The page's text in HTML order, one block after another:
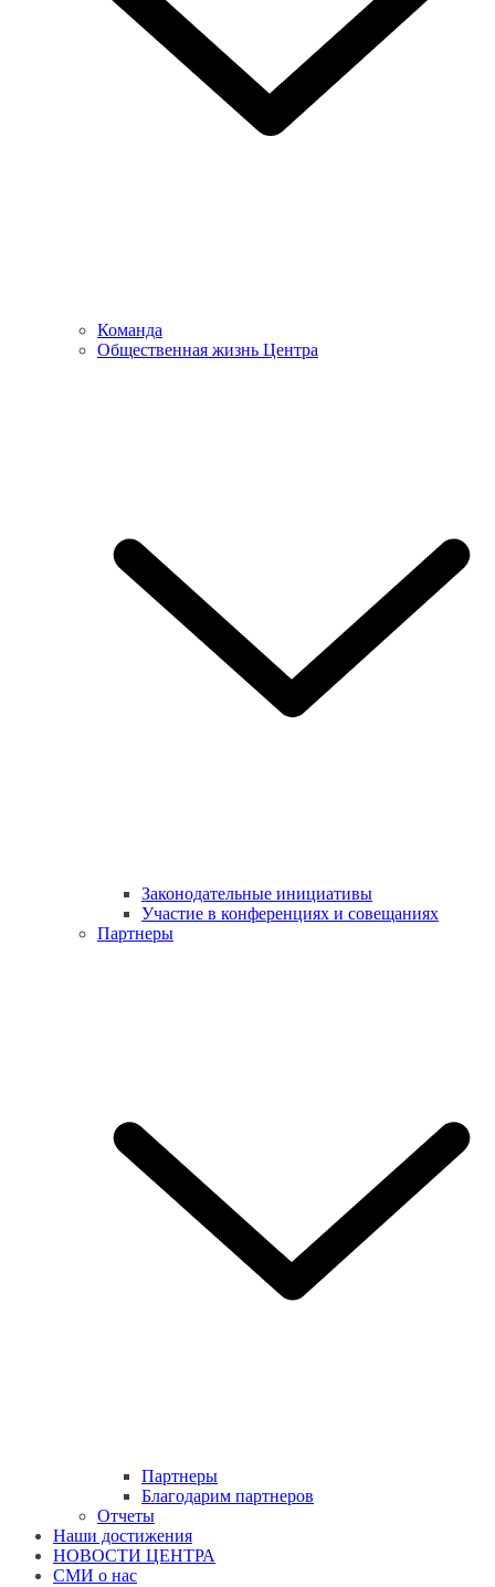
Команда
Общественная жизнь Центра
Законодательные инициативы
Участие в конференциях и совещаниях
Партнеры
Партнеры
Благодарим партнеров
Отчеты
Наши достижения
НОВОСТИ ЦЕНТРА
СМИ о нас